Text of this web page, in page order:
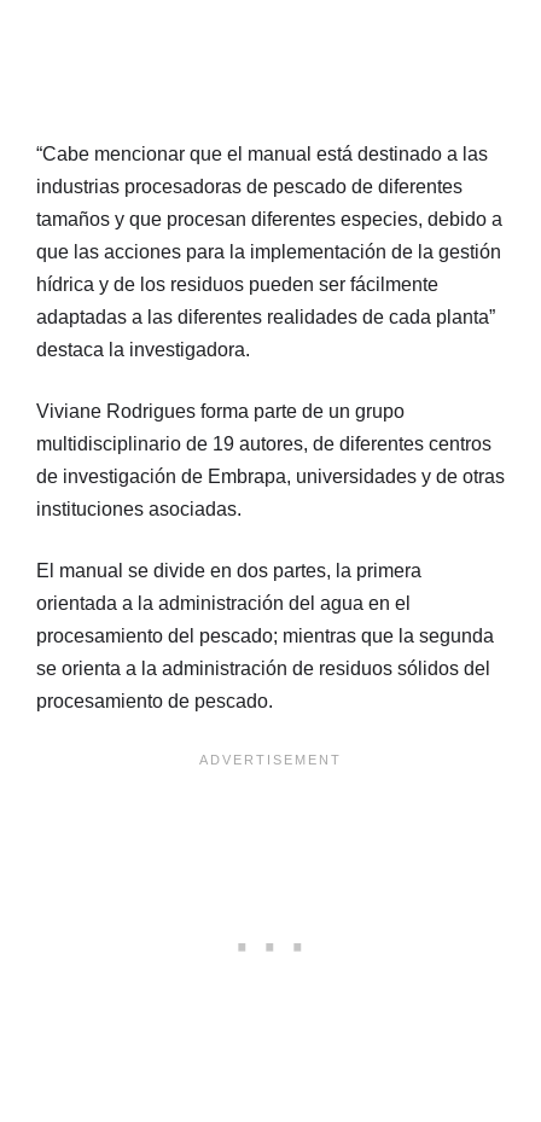
“Cabe mencionar que el manual está destinado a las
industrias procesadoras de pescado de diferentes
tamaños y que procesan diferentes especies, debido a
que las acciones para la implementación de la gestión
hídrica y de los residuos pueden ser fácilmente
adaptadas a las diferentes realidades de cada planta”
destaca la investigadora.
Viviane Rodrigues forma parte de un grupo
multidisciplinario de 19 autores, de diferentes centros
de investigación de Embrapa, universidades y de otras
instituciones asociadas.
El manual se divide en dos partes, la primera
orientada a la administración del agua en el
procesamiento del pescado; mientras que la segunda
se orienta a la administración de residuos sólidos del
procesamiento de pescado.